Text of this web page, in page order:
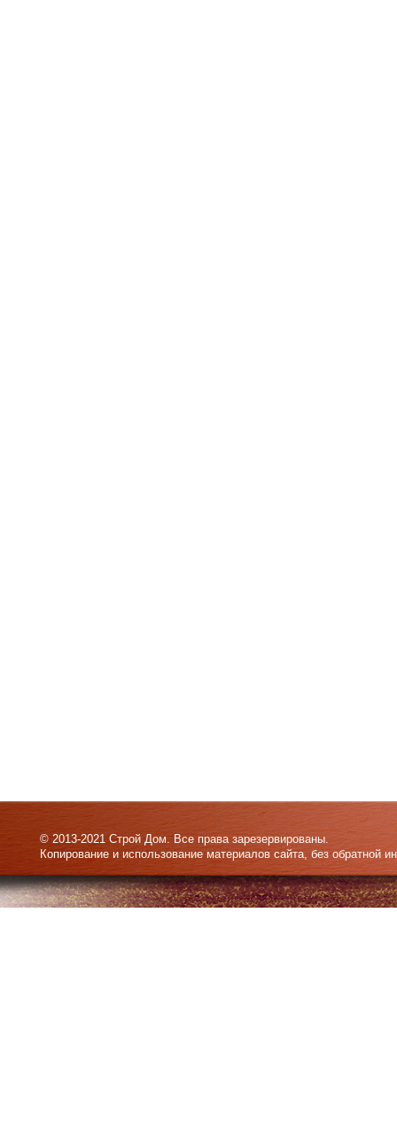
© 2013-2021 Строй Дом. Все права зарезервированы.
Копирование и использование материалов сайта, без обратной